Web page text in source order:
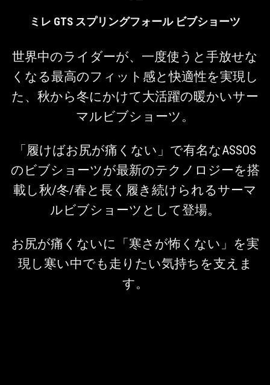
ミレ GTS スプリングフォール ビブショーツ
世界中のライダーが、一度使うと手放せな
くなる最高のフィット感と快適性を実現し
た、秋から冬にかけて大活躍の暖かいサー
マルビブショーツ。
「履けばお尻が痛くない」で有名なASSOS
のビブショーツが最新のテクノロジーを搭
載し秋/冬/春と長く履き続けられるサーマ
ルビブショーツとして登場。
お尻が痛くないに「寒さが怖くない」を実
現し寒い中でも走りたい気持ちを支えま
す。